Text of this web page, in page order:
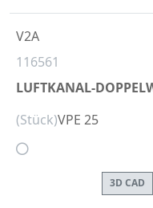
116561
LUFTKANAL-
V2A
(Stück)VPE 25
3D CAD